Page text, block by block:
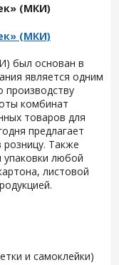
(МКИ)
(МКИ)
был основан в
является одним
производству
комбинат
товаров для
предлагает
Также
упаковки любой
листовой
и самоклейки)